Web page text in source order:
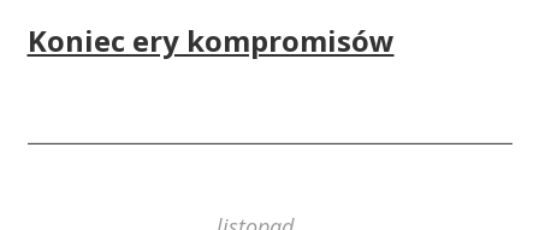
Koniec ery kompromisów